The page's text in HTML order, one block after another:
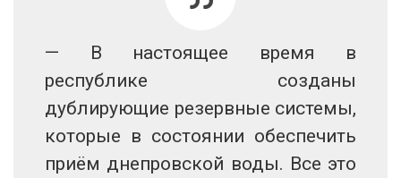
— В настоящее время в
республике созданы
дублирующие резервные системы,
которые в состоянии обеспечить
приём днепровской воды. Все это